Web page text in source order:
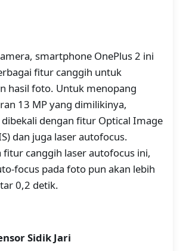
smartphone OnePlus 2 ini
fitur canggih untuk
hasil foto. Untuk menopang
13 MP yang dimilikinya,
dengan fitur Optical Image
dan juga laser autofocus.
fitur canggih laser autofocus ini,
focus pada foto pun akan lebih
0,2 detik.
Sidik Jari